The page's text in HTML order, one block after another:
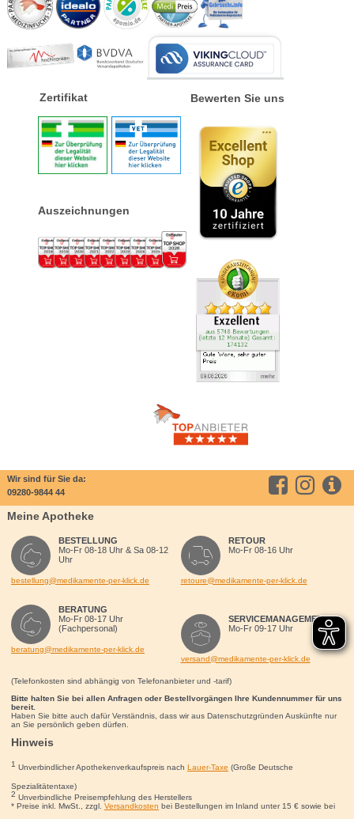
Zertifikat
Auszeichnungen
Bewerten Sie uns
Wir sind für Sie da:
09280-9844 44
Meine Apotheke
BESTELLUNG
Mo-Fr 08-18 Uhr & Sa 08-12
Uhr
bestellung@medikamente-per-klick.de
BERATUNG
Mo-Fr 08-17 Uhr
(Fachpersonal)
beratung@medikamente-per-klick.de
RETOUR
Mo-Fr 08-16 Uhr
retoure@medikamente-per-klick.de
SERVICEMANAGEMENT
Mo-Fr 09-17 Uhr
versand@medikamente-per-klick.de
(Telefonkosten sind abhängig von Telefonanbieter und -tarif)
Bitte halten Sie bei allen Anfragen oder Bestellvorgängen Ihre Kundennummer für uns
bereit.
Haben Sie bitte auch dafür Verständnis, dass wir aus Datenschutzgründen Auskünfte nur
an Sie persönlich geben dürfen.
Hinweis
1 Unverbindlicher Apothekenverkaufspreis nach Lauer-Taxe (Große Deutsche
Spezialitätentaxe)
2 Unverbindliche Preisempfehlung des Herstellers
* Preise inkl. MwSt., zzgl. Versandkosten bei Bestellungen im Inland unter 15 €sowie bei